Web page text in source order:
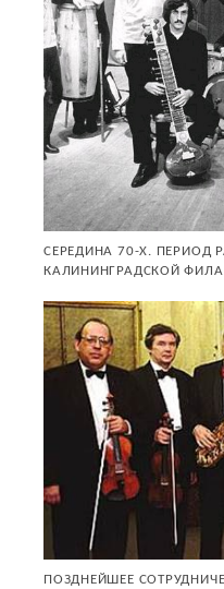
СЕРЕДИНА 70-Х. ПЕРИОД
КАЛИНИНГРАДСКОЙ
ПОЗДНЕЙШЕЕ